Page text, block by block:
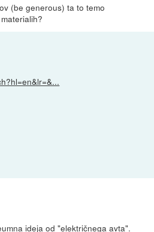
(be generous) ta to temo
ideja od "električnega avta".